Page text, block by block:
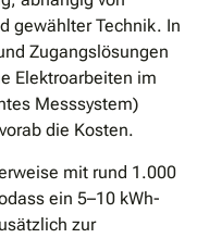
gewählter Technik. In
Zugangslösungen
Elektroarbeiten im
Messsystem)
die Kosten.
mit rund 1.000
ein 5–10 kWh-
zur